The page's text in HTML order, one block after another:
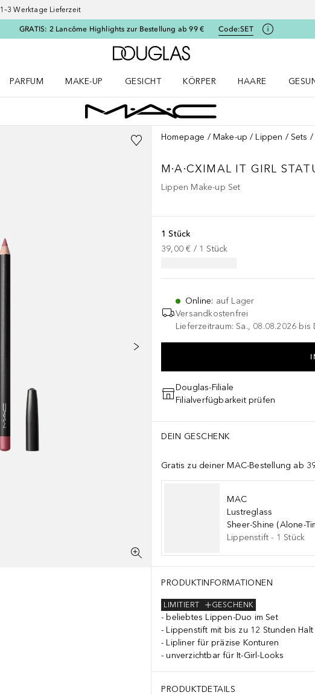
1–3 Werktage Lieferzeit
GRATIS: 2 Lancôme Highlights zur Bestellung ab 99 € Code:SET
Zur Douglas Startseite
PARFUM
MAKE-UP
GESICHT
KÖRPER
HAARE
Homepage Make-up Lippen Sets
M·A·CXIMAL IT GIRL
Lippen Make-up Set
1 Stück
39,00 € / 1 Stück
Online: auf Lager
Versandkostenfrei
Lieferzeitraum: Sa., 08.08.2026 bis
Douglas-Filiale
Filialverfügbarkeit prüfen
DEIN GESCHENK
Gratis zu deiner MAC-Bestellung ab
MAC
Lustreglass
Sheer-Shine (Alone-
Lippenstift - 1 Stück
PRODUKTINFORMATIONEN
GESCHENK
LIMITIERT
beliebtes Lippen-Duo im Set
Lippenstift mit bis zu 12 Stunden Halt
Lipliner für präzise Konturen
unverzichtbar für It-Girl-Looks
PRODUKTDETAILS